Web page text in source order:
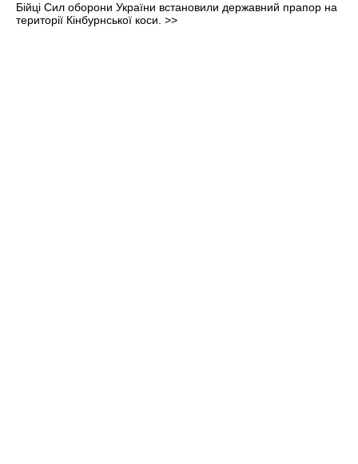
Бійці Сил оборони України встановили державний прапор на
території Кінбурнської коси. >>